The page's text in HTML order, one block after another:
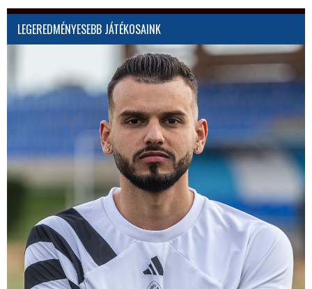
LEGEREDMÉNYESEBB JÁTÉKOSAINK